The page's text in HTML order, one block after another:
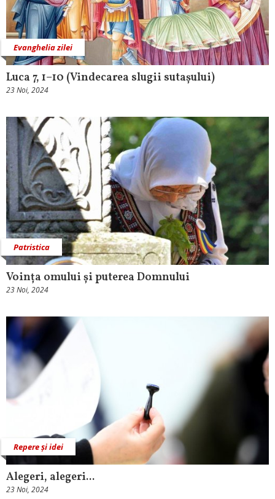
Evanghelia zilei
Luca 7, 1–10 (Vindecarea slugii sutașului)
23 Noi, 2024
Patristica
Voința omului și puterea Domnului
23 Noi, 2024
Repere și idei
Alegeri, alegeri...
23 Noi, 2024